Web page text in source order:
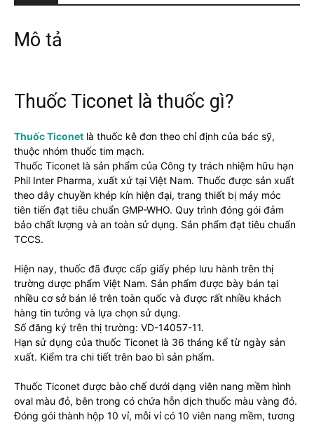
hiệu
quả.
Mô tả
Thuốc Ticonet là thuốc gì?
Thuốc Ticonet là thuốc kê đơn theo chỉ định của bác sỹ,
thuộc nhóm thuốc tim mạch.
Thuốc Ticonet là sản phẩm của Công ty trách nhiệm hữu hạn
Phil Inter Pharma, xuất xứ tại Việt Nam. Thuốc được sản xuất
theo dây chuyền khép kín hiện đại, trang thiết bị máy móc
tiên tiến đạt tiêu chuẩn GMP-WHO. Quy trình đóng gói đảm
bảo chất lượng và an toàn sử dụng. Sản phẩm đạt tiêu chuẩn
TCCS.
Hiện nay, thuốc đã được cấp giấy phép lưu hành trên thị
trường dược phẩm Việt Nam. Sản phẩm được bày bán tại
nhiều cơ sở bán lẻ trên toàn quốc và được rất nhiều khách
hàng tin tưởng và lựa chọn sử dụng.
Số đăng ký trên thị trường: VD-14057-11.
Hạn sử dụng của thuốc Ticonet là 36 tháng kể từ ngày sản
xuất. Kiểm tra chi tiết trên bao bì sản phẩm.
Thuốc Ticonet được bào chế dưới dạng viên nang mềm hình
oval màu đỏ, bên trong có chứa hỗn dịch thuốc màu vàng đỏ.
Đóng gói thành hộp 10 vỉ, mỗi vỉ có 10 viên nang mềm, tương